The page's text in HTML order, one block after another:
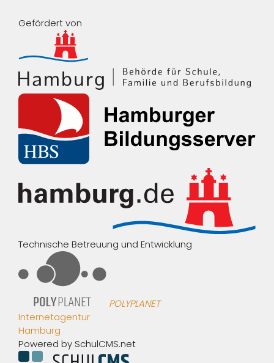
Gefördert von
Technische Betreuung und Entwicklung
POLYPLANET
Internetagentur
Hamburg
Powered by SchulCMS.net